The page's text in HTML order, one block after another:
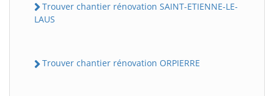
Trouver chantier rénovation SAINT-ETIENNE-LE-
LAUS
Trouver chantier rénovation ORPIERRE